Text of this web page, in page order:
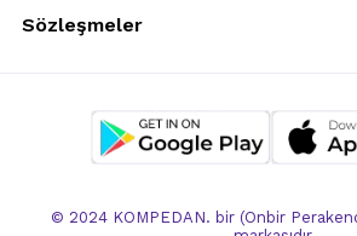
Sözleşmeler
© 2024 KOMPEDAN. bir (Onbir